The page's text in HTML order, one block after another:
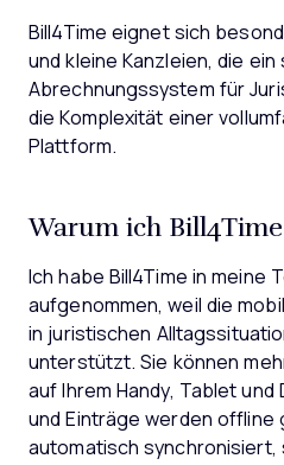
Bill4Time eignet sich
und kleine Kanzleien, die
Abrechnungssystem für
die Komplexität einer
Plattform.
Warum ich
Ich habe Bill4Time in meine
aufgenommen, weil die
in juristischen
unterstützt. Sie können
auf Ihrem Handy, Tablet
und Einträge werden offline
automatisch synchronisiert,